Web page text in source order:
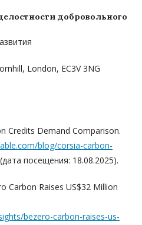
добровольного
London, EC3V 3NG
Credits Demand Comparison.
blog/corsia-carbon-
(дата посещения: 18.08.2025).
Carbon Raises US$32 Million
bezero-carbon-raises-us-